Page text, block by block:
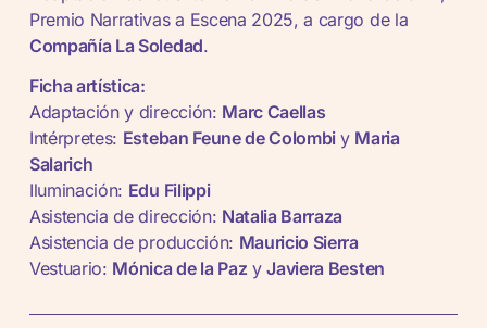
Premio Narrativas a Escena 2025, a cargo de la
Compañía La Soledad.
Ficha artística:
Adaptación y dirección: Marc Caellas
Intérpretes: Esteban Feune de Colombi y Maria
Salarich
Iluminación: Edu Filippi
Asistencia de dirección: Natalia Barraza
Asistencia de producción: Mauricio Sierra
Vestuario: Mónica de la Paz yJaviera Besten